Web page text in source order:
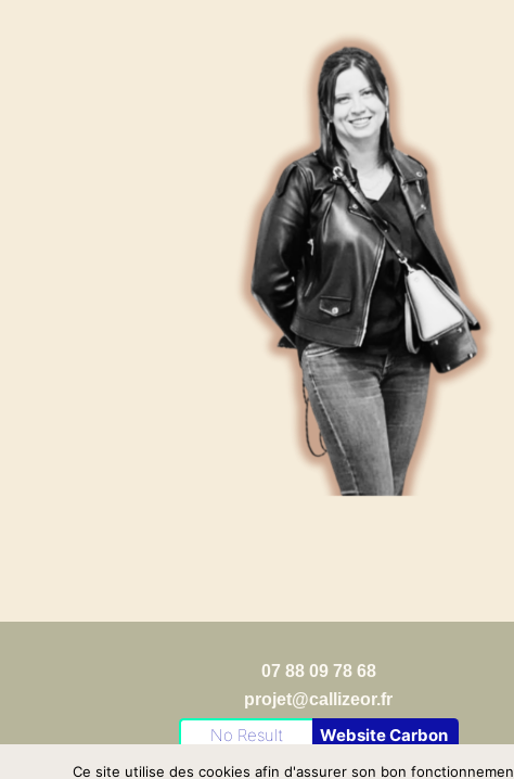
07 88 09 78 68
projet@callizeor.fr
No Result Website Carbon
Ce site utilise des cookies afin d'assurer son bon